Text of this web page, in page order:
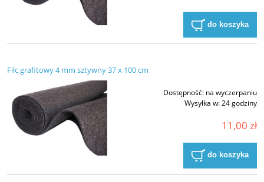
do koszyka
Filc grafitowy 4 mm sztywny 37 x 100 cm
Dostępność: na wyczerpaniu
Wysyłka w:24 godziny
11,00 zł
do koszyka